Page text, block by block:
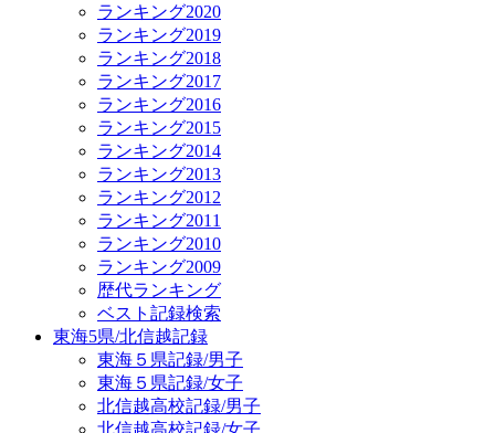
ランキング2020
ランキング2019
ランキング2018
ランキング2017
ランキング2016
ランキング2015
ランキング2014
ランキング2013
ランキング2012
ランキング2011
ランキング2010
ランキング2009
歴代ランキング
ベスト記録検索
東海5県/北信越記録
東海５県記録/男子
東海５県記録/女子
北信越高校記録/男子
北信越高校記録/女子